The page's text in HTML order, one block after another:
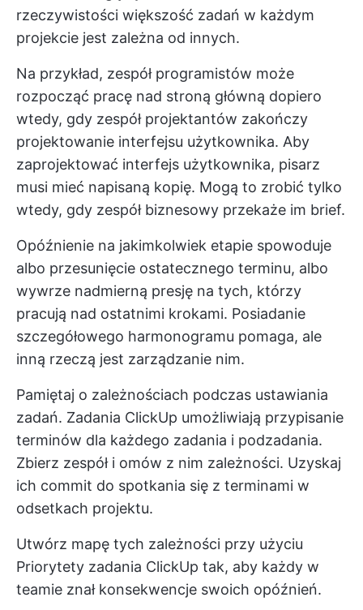
rzeczywistości większość zadań w każdym
projekcie jest zależna od innych.
Na przykład, zespół programistów może
rozpocząć pracę nad stroną główną dopiero
wtedy, gdy zespół projektantów zakończy
projektowanie interfejsu użytkownika. Aby
zaprojektować interfejs użytkownika, pisarz
musi mieć napisaną kopię. Mogą to zrobić tylko
wtedy, gdy zespół biznesowy przekaże im brief.
Opóźnienie na jakimkolwiek etapie spowoduje
albo przesunięcie ostatecznego terminu, albo
wywrze nadmierną presję na tych, którzy
pracują nad ostatnimi krokami. Posiadanie
szczegółowego harmonogramu pomaga, ale
inną rzeczą jest zarządzanie nim.
Pamiętaj o zależnościach podczas ustawiania
zadań. Zadania ClickUp umożliwiają przypisanie
terminów dla każdego zadania i podzadania.
Zbierz zespół i omów z nim zależności. Uzyskaj
ich commit do spotkania się z terminami w
odsetkach projektu.
Utwórz mapę tych zależności przy użyciu
Priorytety zadania ClickUp tak, aby każdy w
teamie znał konsekwencje swoich opóźnień.